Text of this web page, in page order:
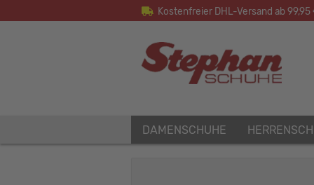
Kostenfreier DHL-Versand ab 99,95
DAMENSCHUHE